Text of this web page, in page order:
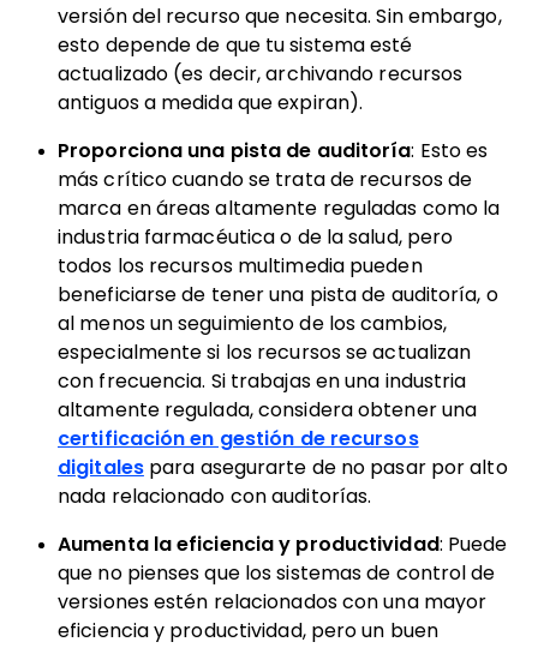
versión del recurso que necesita. Sin embargo,
esto depende de que tu sistema esté
actualizado (es decir, archivando recursos
antiguos a medida que expiran).
Proporciona una pista de auditoría: Esto es
más crítico cuando se trata de recursos de
marca en áreas altamente reguladas como la
industria farmacéutica o de la salud, pero
todos los recursos multimedia pueden
beneficiarse de tener una pista de auditoría, o
al menos un seguimiento de los cambios,
especialmente si los recursos se actualizan
con frecuencia. Si trabajas en una industria
altamente regulada, considera obtener una
certificación en gestión de recursos
digitalespara asegurarte de no pasar por alto
nada relacionado con auditorías.
Aumenta la eficiencia y productividad: Puede
que no pienses que los sistemas de control de
versiones estén relacionados con una mayor
eficiencia y productividad, pero un buen